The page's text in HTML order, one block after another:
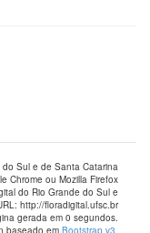
Sul e de Santa Catarina
Chrome ou Mozilla Firefox
do Rio Grande do Sul e
http://floradigital.ufsc.br
gerada em 0 segundos.